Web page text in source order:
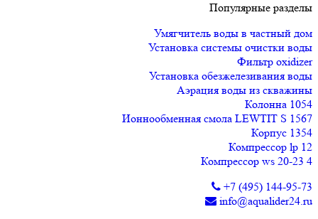
Популярные разделы
Умягчитель воды в частный дом
Установка системы очистки воды
Фильтр oxidizer
Установка обезжелезивания воды
Аэрация воды из скважины
Колонна 1054
Ионнообменная смола LEWTIT S 1567
Корпус 1354
Компрессор lp 12
Компрессор ws 20-23 4
+7 (495) 144-95-73
info@aqualider24.ru